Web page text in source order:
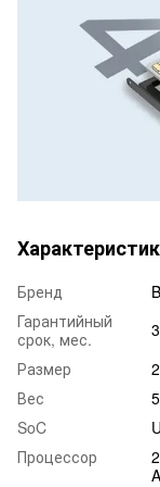
Бренд
Гарантийный
срок, мес.
3
Размер
Вес
SoC
Процессор